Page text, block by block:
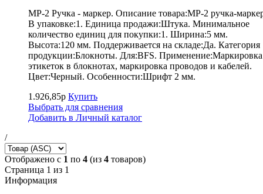
MP-2 Ручка - маркер. Описание товара:MP-2 ручка-
В упаковке:1. Единица продажи:Штука. Минимальное
количество единиц для покупки:1. Ширина:5 мм.
Высота:120 мм. Поддерживается на складе:Да. Категория
продукции:Блокноты. Для:BFS. Применение:Маркировка
этикеток в блокнотах, маркировка проводов и кабелей.
Цвет:Черный. Особенности:Шрифт 2 мм.
1.926,85р Купить
Выбрать для сравнения
Добавить в Личный каталог
/
Отображено с 1 по 4 (из 4 товаров)
Страница 1 из 1
Информация